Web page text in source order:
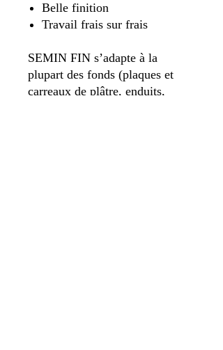
Belle finition
Travail frais sur frais
SEMIN FIN s’adapte à la
plupart des fonds (plaques et
carreaux de plâtre, enduits,